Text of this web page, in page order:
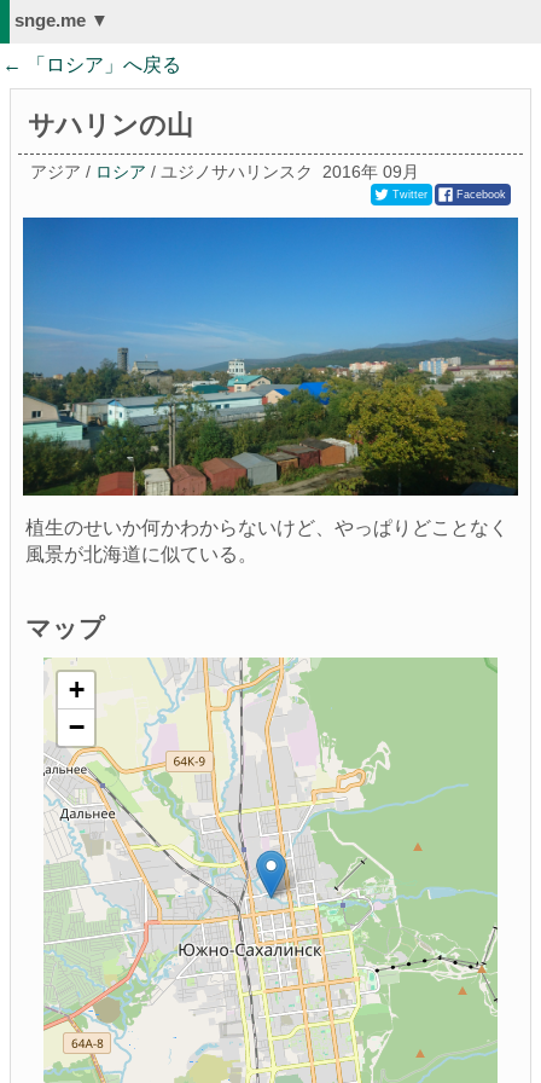
snge.me ▼
← 「 ロシア 」へ戻る
サハリンの山
アジア / ロシア / ユジノサハリンスク 2016年 09月
Twitter Facebook
植生のせいか何かわからないけど、やっぱりどことなく
風景が北海道に似ている。
マップ
+
−